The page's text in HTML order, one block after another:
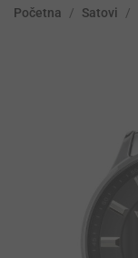
Početna / Satovi /